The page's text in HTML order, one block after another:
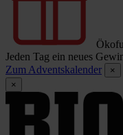
Jeden Tag ein neues
Zum Adventskalender
×
×